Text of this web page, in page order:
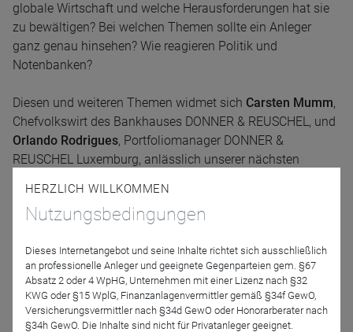
globale Wirtschaft und welche Herausforderungen hat sie
zu bewältigen? Bei welchen Themen sollte ein Anleger
ganz genau hinsehen? Wie reagieren Politik und
Notenbanken?
Diesen und weiteren Themen widmet sich Carsten Mumm,
Chefvolkswirt des Bankhauses DONNER & REUSCHEL, und
Orlando Rodrigues, Portfoliomanager DONNER &
REUSCHEL Luxemburg, anlässlich unserer nächsten
Montag, den18. Mai 2026von08:30 - 09:00 Uhr
Moderation
HERZLICH WILLKOMMEN
Nutzungsbedingungen
Dieses Internetangebot und seine Inhalte richtet sich ausschließlich
an professionelle Anleger und geeignete Gegenparteien gem. §67
Absatz 2 oder 4 WpHG, Unternehmen mit einer Lizenz nach §32
KWG oder §15 WplG, Finanzanlagenvermittler gemäß §34f GewO,
Versicherungsvermittler nach §34d GewO oder Honorarberater nach
§34h GewO. Die Inhalte sind nicht für Privatanleger geeignet.